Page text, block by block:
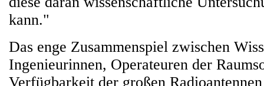
kann."
Das enge Zusammenspiel zwischen
Ingenieurinnen, Operateuren der
Verfügbarkeit der großen